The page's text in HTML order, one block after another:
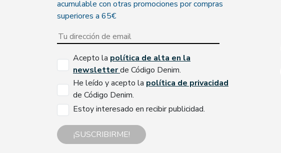
acumulable con otras promociones por compras
superiores a 65€
Acepto la política de alta en la
newsletterde Código Denim.
He leído y acepto la política de privacidad
de Código Denim.
Estoy interesado en recibir publicidad.
¡SUSCRIBIRME!